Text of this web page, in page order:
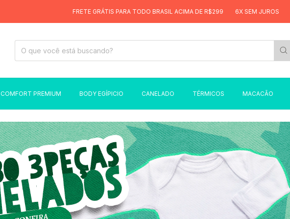
FRETE GRÁTIS PARA TODO BRASIL ACIMA DE R$299 6X SEM JUROS FRETE GRÁTIS
COMFORT PREMIUM BODY EGÍPICIO CANELADO TÉRMICOS MACACÃO